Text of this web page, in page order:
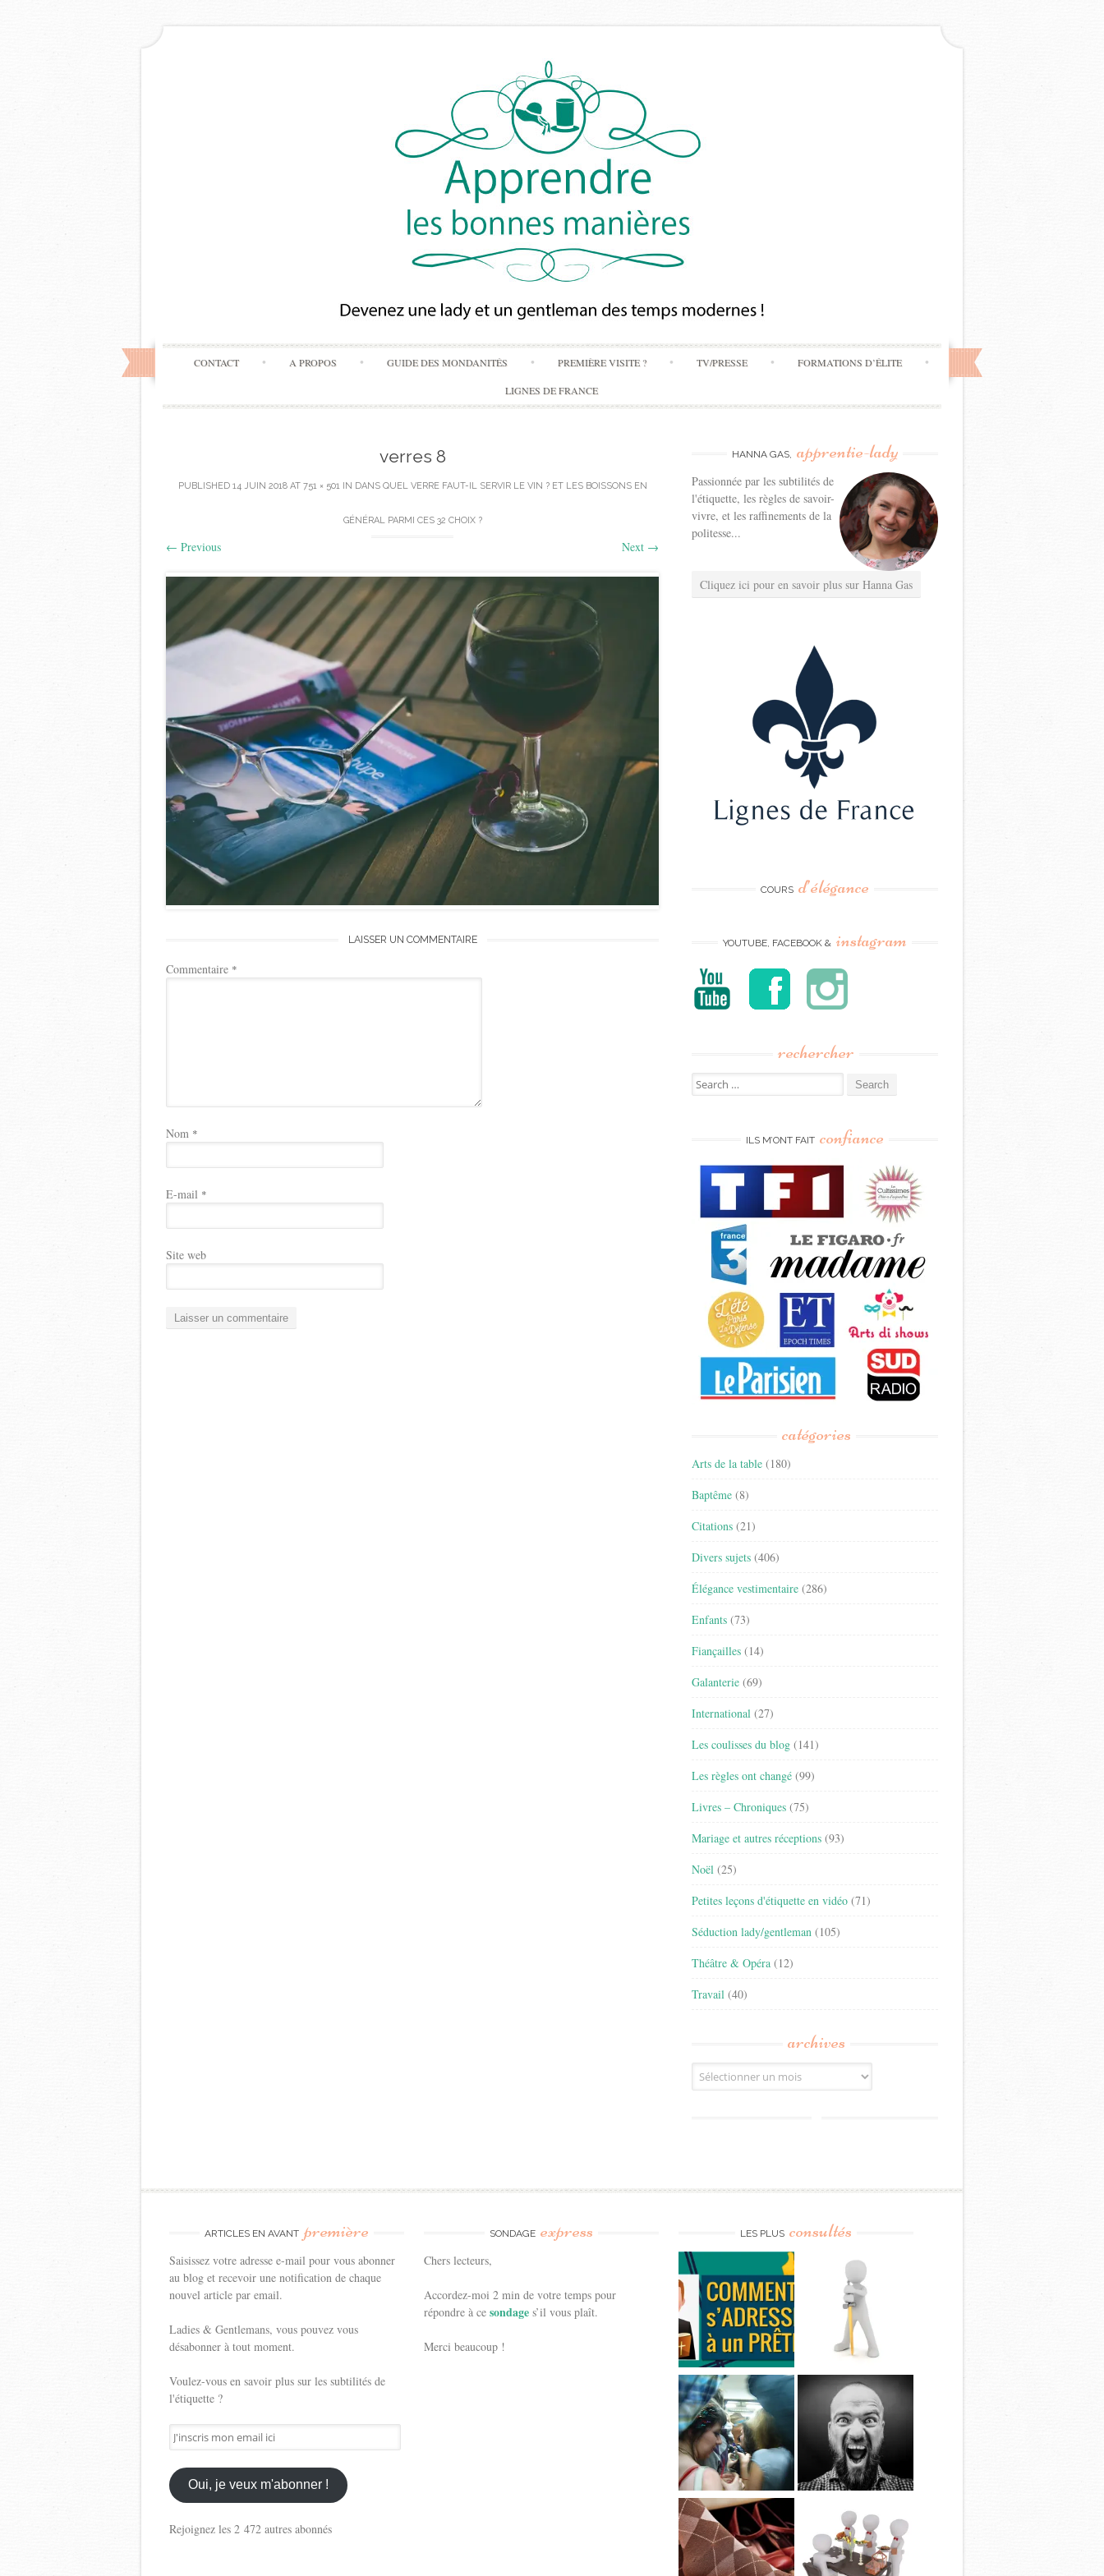
Skip
to
content
CONTACT A PROPOS GUIDE DES MONDANITÉS PREMIÈRE VISITE ? TV/PRESSE FORMATIONS D’ÉLITE
LIGNES DE FRANCE
verres 8
PUBLISHED 14 JUIN 2018AT 751 × 501IN DANS QUEL VERRE FAUT-IL SERVIR LE VIN ? ET LES BOISSONS EN
GÉNÉRAL PARMI CES 32 CHOIX ?
← Previous Next →
LAISSER UN COMMENTAIRE
Commentaire *
Nom *
E-mail *
Site web
HANNA GAS, apprentie-lady
Passionnée par les subtilités de
l'étiquette, les règles de savoir-
vivre, et les raffinements de la
politesse...
Cliquez ici pour en savoir plus sur Hanna Gas
COURS d’élégance
YOUTUBE, FACEBOOK & instagram
rechercher
Search
for:
ILS M’ONT FAIT confiance
catégories
Arts de la table (180)
Baptême (8)
Citations (21)
Divers sujets (406)
Élégance vestimentaire (286)
Enfants (73)
Fiançailles (14)
Galanterie (69)
International (27)
Les coulisses du blog (141)
Les règles ont changé (99)
Livres – Chroniques (75)
Mariage et autres réceptions (93)
Noël (25)
Petites leçons d'étiquette en vidéo (71)
Séduction lady/gentleman (105)
Théâtre & Opéra (12)
Travail (40)
archives
Archives
ARTICLES EN AVANT première
Saisissez votre adresse e-mail pour vous abonner
au blog et recevoir une notification de chaque
nouvel article par email.
Ladies & Gentlemans, vous pouvez vous
désabonner à tout moment.
Voulez-vous en savoir plus sur les subtilités de
l'étiquette ?
J'inscris
mon
email
ici
Oui, je veux m'abonner !
Rejoignez les 2 472 autres abonnés
SONDAGE express
Chers lecteurs,
Accordez-moi 2 min de votre temps pour
répondre à cesondages’il vous plaît.
Merci beaucoup !
LES PLUS consultés